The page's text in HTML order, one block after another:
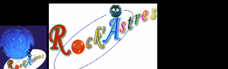
Panneau de gestion des cookies